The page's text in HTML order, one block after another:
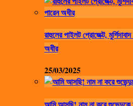
রাহুলের পাইলট প্রোজেক্ট,
অধীর
25/03/2025